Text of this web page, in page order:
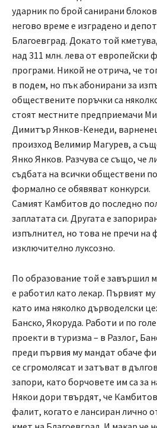
ударник по брой санирани
негово време е изградено и
Благоевград. Докато той
над 311 млн. лева от европейски
програми. Никой не отрича, че
в подем, но пък абонирани за
обществените поръчки са
стоят местните предприемачи
Димитър Янков-Кенеди,
произход Велимир Магурев, а
Янко Янков. Разчува се също, че
съдбата на всички обществени
формално се обявяват конкурси.
Самият Камбитов до последно
заплатата си. Другата е
изпълнител, но това не пречи на
изключително луксозно.
По образование той е завършил
е работил като лекар. Първият
като има няколко дърводелски
Банско, Якоруда. Работи и по
проекти в туризма – в Разлог,
преди първия му мандат обаче
се сгромолясат и затъват в
запори, като борчовете им са за
Някои дори твърдят, че
фалит, когато е лансиран лично